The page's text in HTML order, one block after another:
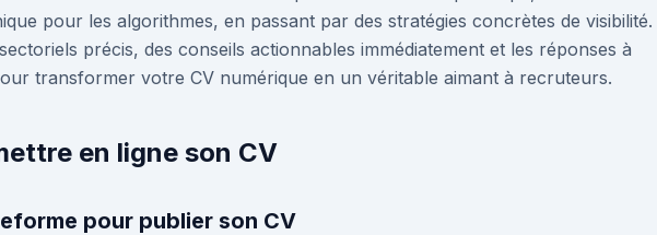
pour les algorithmes, en passant par des stratégies concrètes de visibilité.
précis, des conseils actionnables immédiatement et les réponses à
transformer votre CV numérique en un véritable aimant à recruteurs.
en ligne son CV
pour publier son CV